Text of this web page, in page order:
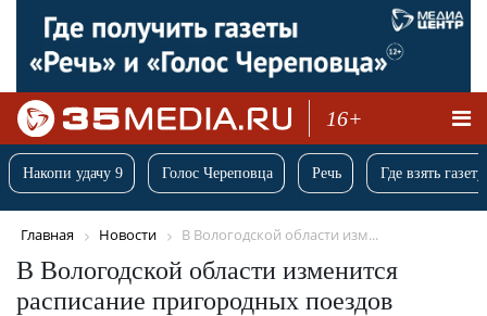
16+
Накопи удачу 9 Голос Череповца Речь Где взять
Главная Новости В Вологодской области изм...
В Вологодской области изменится
расписание пригородных поездов